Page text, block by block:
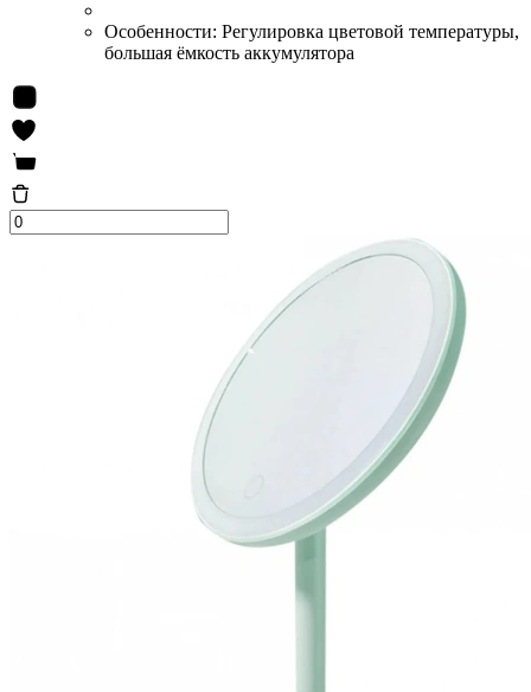
Особенности: Регулировка цветовой температуры,
большая ёмкость аккумулятора